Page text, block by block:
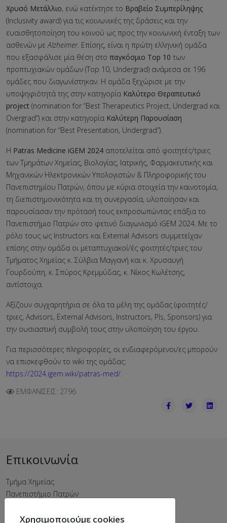
Χρυσό Μετάλλιο, ενώ κατέκτησε το Βραβείο Συμπερίληψης
(Inclusivity award) για τις κοινωνικές της δράσεις και την
ευαισθητοποίηση του κοινού ως προς την κοινωνική ένταξη των
ασθενών μεAlzheimer. Επίσης, είναι η πρώτη ελληνική ομάδα
που εξασφάλισε μία θέση στο παγκόσμιο Top 10 των
προπτυχιακών ομάδων (Top 10, Undergrad) ανάμεσα σε 196
ομάδες που διαγωνίστηκαν. Η ομάδα ξεχώρισε με την
υποψηφιότητά της στην κατηγορία Καλύτερο Θεραπευτικό
project (nomination for “Best Therapeutics Project, Undergrad και
Overgrad”) και στην κατηγορία Καλύτερη Παρουσίαση
(nomination for “Best Presentation, Undergrad”).
Η Patras Medicine iGEM 2024 αποτελείται από φοιτητές/τριες
των Τμημάτων Χημείας, Βιολογίας, Ιατρικής, Φαρμακευτικής και
Μηχανικών Ηλεκτρονικών Υπολογιστών & Πληροφορικής του
Πανεπιστημίου Πατρών, όπου με κύρια στοιχεία την καινοτομία,
τη διεπιστημονικότητα και τη συνεργασία, υλοποίησαν και
παρουσίασαν την πρότασή τους εκπροσωπώντας επάξια το
Πανεπιστήμιο Πατρών στο φετινό διαγωνισμό iGEM 2024. Με το
ρόλο τους ως Instructors και External Advisors συμμετείχαν
επίσης στην ομάδα οι μεταπτυχιακοί/ές φοιτητές/τριες του
Τμήματος Χημείας κ. Σύλβια Μαγγανή και κ. Χρυσαυγή
Γουρδούπη, κ. Σπύρος Κρεμμύδας, κ. Νίκος Κωλέτσης,
αντίστοιχα.
Αξίζουν συγχαρητήρια σε όλα τα μέλη της ομάδας (φοιτητές/
τριες, Advisors, External Advisors, Instructors, PIs, Sponsors) για
την ουσιαστική συμβολή τους στην υλοποίηση του έργου.
Για περισσότερες πληροφορίες, οι ενδιαφερόμενοι/ες μπορούν
να επισκεφθούν το wiki της ομάδας:
https://2024.igem.wiki/patras-med/.
ΕΜΦΑΝΊΣΕΙΣ: 2796
Επικοινωνία
Τμήμα Χημείας
Πανεπιστήμιο Πατρών
Ρίο Αχαΐας
Χρησιμοποιούμε cookies